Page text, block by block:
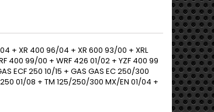
+ XR 400 96/04 + XR 600 93/00 + XRL
400 99/00 + WRF 426 01/02 + YZF 400 99
ECF 250 10/15 + GAS GAS EC 250/300
250 01/08 + TM 125/250/300 MX/EN 01/04 +